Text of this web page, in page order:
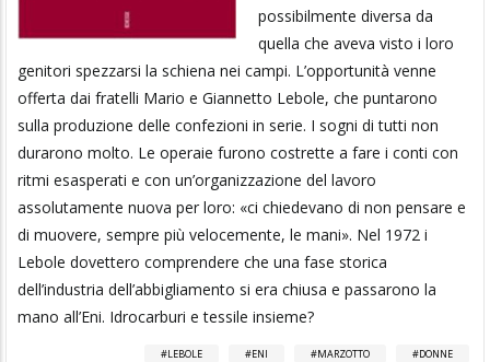
possibilmente diversa da
quella che aveva visto i loro
genitori spezzarsi la schiena nei campi. L’opportunità venne
offerta dai fratelli Mario e Giannetto Lebole, che puntarono
sulla produzione delle confezioni in serie. I sogni di tutti non
durarono molto. Le operaie furono costrette a fare i conti con
ritmi esasperati e con un’organizzazione del lavoro
assolutamente nuova per loro: «ci chiedevano di non pensare e
di muovere, sempre più velocemente, le mani». Nel 1972 i
Lebole dovettero comprendere che una fase storica
dell’industria dell’abbigliamento si era chiusa e passarono la
mano all’Eni. Idrocarburi e tessile insieme?
LEBOLE ENI MARZOTTO DONNE